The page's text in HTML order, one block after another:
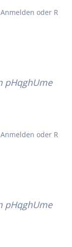
Anmelden oder R
pHqghUme
Anmelden oder R
pHqghUme